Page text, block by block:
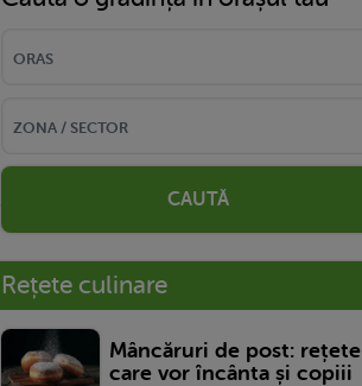
CAUTĂ
Rețete culinare
Mâncăruri de post: rețete
care vor încânta și copiii